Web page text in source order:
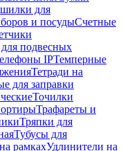
для
и посудыСчетные
подвесных
IPТемперные
Тетради на
для заправки
Точилки
Трафареты и
Тряпки для
Тубусы для
рамкахУдлинители на